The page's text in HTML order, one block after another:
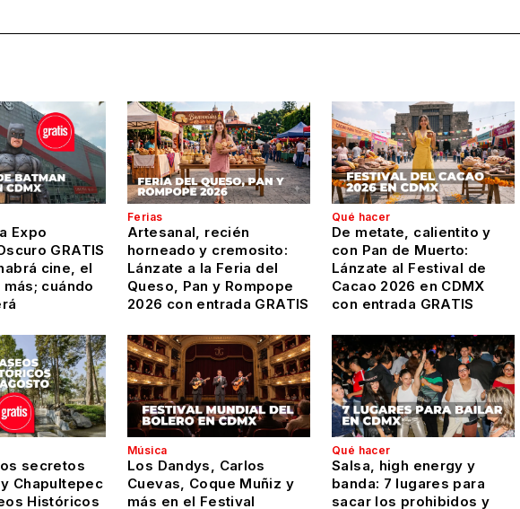
Expo
GRATIS
cine, el
cuándo
Ferias
Artesanal, recién
horneado y cremosito:
Lánzate a la Feria del
Queso, Pan y Rompope
2026 con entrada GRATIS
Qué hacer
De metate, calientito y
con Pan de Muerto:
Lánzate al Festival de
Cacao 2026 en CDMX
con entrada GRATIS
secretos
Chapultepec
Históricos
Música
Los Dandys, Carlos
Cuevas, Coque Muñiz y
más en el Festival
Qué hacer
Salsa, high energy y
banda: 7 lugares para
sacar los prohibidos y